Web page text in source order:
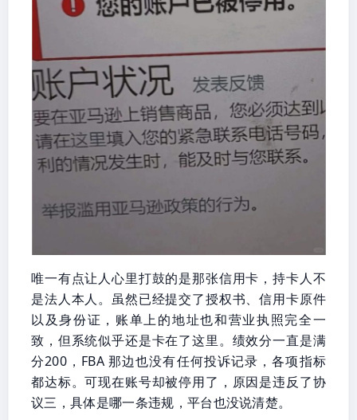
唯一有点让人心里打鼓的是那张信用卡，持卡人不
是法人本人。虽然已经提交了授权书、信用卡原件
以及身份证，账单上的地址也和营业执照完全一
致，但系统似乎还是卡在了这里。绩效分一直是满
分200，FBA 那边也没有任何投诉记录，各项指标
都达标。可现在账号却被停用了，原因是违反了协
议三，具体是哪一条违规，平台也没说清楚。